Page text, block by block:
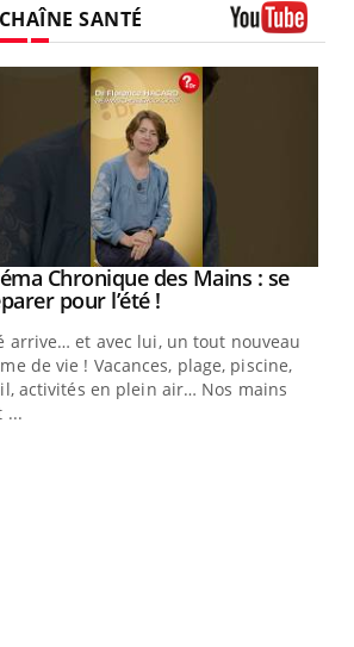
SANTÉ
Chronique des Mains : se
pour l’été !Youtube
arrive… et avec lui, un tout nouveau
de vie ! Vacances, plage, piscine,
activités en plein air… Nos mains
...